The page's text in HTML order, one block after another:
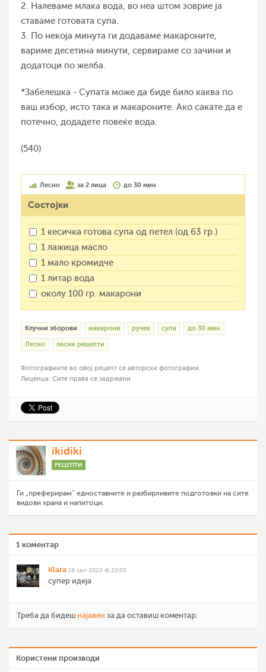
2. Налеваме млака вода, во неа штом зоврие ја
ставаме готовата супа.
3. По некоја минута ги додаваме макароните,
вариме десетина минути, сервираме со зачини и
додатоци по желба.
*Забелешка - Супата може да биде било каква по
ваш избор, исто така и макароните. Ако сакате да е
потечно, додадете повеќе вода.
(540)
Лесно за 2 лица до 30 мин
Состојки
1 кесичка готова супа од петел (од 63 гр.)
1 лажица масло
1 мало кромидче
1 литар вода
околу 100 гр. макарони
Клучни зборови макарони ручек супа до 30 мин
Лесно лесни рецепти
Фотографиите во овој рецепт се авторски фотографии.
Лиценца: Сите права се задржани
ikidiki
РЕЦЕПТИ
Ги „преферирам“ едноставните и разбирливите подготовки на сите
видови храна и напитоци.
1 коментар
Klara 19 сеп 2022 @ 20:03
супер идеја
Треба да бидеш најавен за да оставиш коментар.
Користени производи